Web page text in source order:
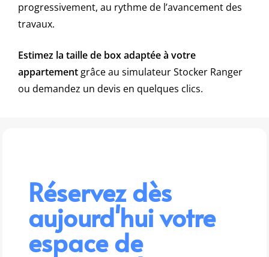
progressivement, au rythme de l’avancement des
travaux.
Estimez la taille de box adaptée à votre
appartement grâce au simulateur Stocker Ranger
ou demandez un devis en quelques clics.
Réservez dès
aujourd'hui votre
espace de